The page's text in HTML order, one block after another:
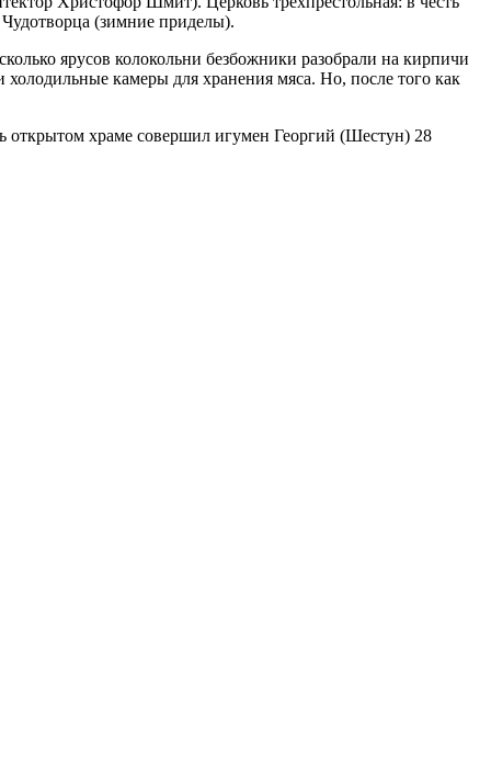
(зимние приделы).
ярусов колокольни безбожники разобрали на кирпичи
камеры для хранения мяса. Но, после того как
храме совершил игумен Георгий (Шестун) 28